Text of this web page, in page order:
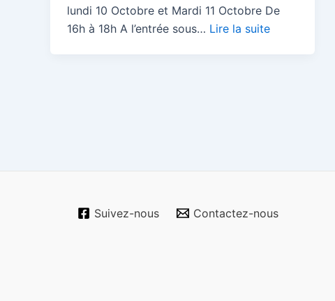
lundi 10 Octobre et Mardi 11 Octobre De
16h à 18h A l’entrée sous… Lire la suite
Suivez-nous Contactez-nous